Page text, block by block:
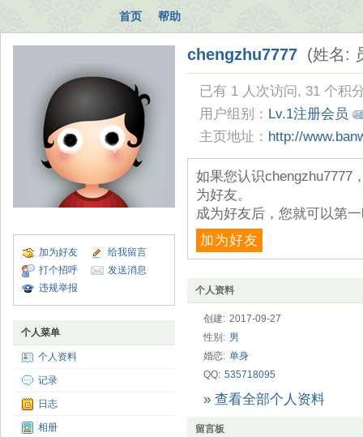
首页 帮助
加为好友
给我留言
打个招呼
发送消息
违规举报
个人菜单
个人资料
记录
日志
相册
chengzhu7777 (姓名:
已有 1 人次访问, 31 个积
用户组别： Lv.1注册会员
主页地址： http://
如果您认识chengzhu7777
为好友。
成为好友后，您就可以第
加为好友
个人资料
创建: 2017-09-27
性别: 男
婚恋: 单身
QQ: 535718095
» 查看全部个人资料
留言板